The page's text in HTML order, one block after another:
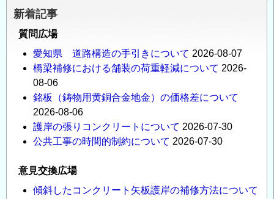
新着記事
質問広場
愛知県 道路構造の手引きについて 2026-08-07
橋梁補修における舗装の荷重軽減について 2026-
08-06
銘板（鋳物用黄銅合金地金）の価格差について
2026-08-06
護岸の張りコンクリートについて 2026-07-30
公共工事の時間的制約について 2026-07-30
意見交換広場
傾斜したコンクリート矢板護岸の補修方法について